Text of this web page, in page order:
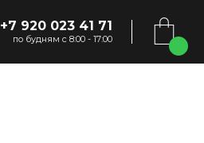
+7 920 023 41 71
по будням с 8:00 - 17:00